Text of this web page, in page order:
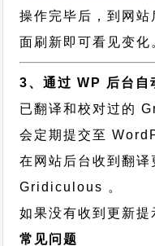
操作完毕后，到网
面刷新即可看见变化
3、通过 WP 后台自
已翻译和校对过的
会定期提交至
在网站后台收到翻译
Gridiculous 。
如果没有收到更新提
常见问题